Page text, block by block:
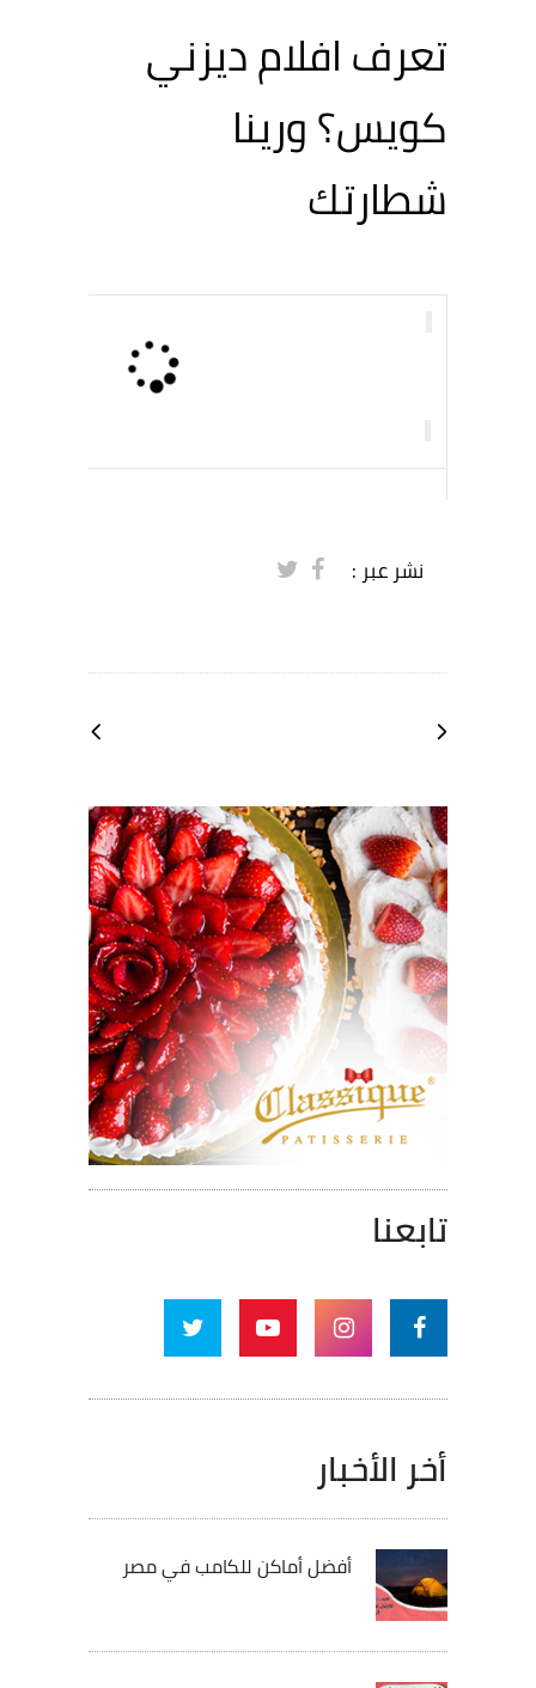
تعرف افلام ديزني
كويس؟ ورينا
شطارتك
نشر عبر :
تابعنا
أخر الأخبار
أفضل أماكن للكامب في مصر